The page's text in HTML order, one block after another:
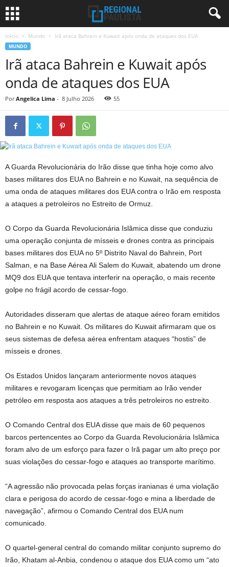
Início Mundo Irã ataca Bahrein e Kuwait após onda de ataques dos EUA
MUNDO
Irã ataca Bahrein e Kuwait após
onda de ataques dos EUA
Por Angelica Lima - 8 Julho 2026 55
A Guarda Revolucionária do Irão disse que tinha hoje como alvo
bases militares dos EUA no Bahrein e no Kuwait, na sequência de
uma onda de ataques militares dos EUA contra o Irão em resposta
a ataques a petroleiros no Estreito de Ormuz.
O Corpo da Guarda Revolucionária Islâmica disse que conduziu
uma operação conjunta de mísseis e drones contra as principais
bases militares dos EUA no 5º Distrito Naval do Bahrein, Port
Salman, e na Base Aérea Ali Salem do Kuwait, abatendo um drone
MQ9 dos EUA que tentava interferir na operação, o mais recente
golpe no frágil acordo de cessar-fogo.
Autoridades disseram que alertas de ataque aéreo foram emitidos
no Bahrein e no Kuwait. Os militares do Kuwait afirmaram que os
seus sistemas de defesa aérea enfrentam ataques “hostis” de
mísseis e drones.
Os Estados Unidos lançaram anteriormente novos ataques
militares e revogaram licenças que permitiam ao Irão vender
petróleo em resposta aos ataques a três petroleiros no estreito.
O Comando Central dos EUA disse que mais de 60 pequenos
barcos pertencentes ao Corpo da Guarda Revolucionária Islâmica
foram alvo de um esforço para fazer o Irã pagar um alto preço por
suas violações do cessar-fogo e ataques ao transporte marítimo.
“A agressão não provocada pelas forças iranianas é uma violação
clara e perigosa do acordo de cessar-fogo e mina a liberdade de
navegação”, afirmou o Comando Central dos EUA num
comunicado.
O quartel-general central do comando militar conjunto supremo do
Irão, Khatam al-Anbia, condenou o ataque dos EUA como um “ato